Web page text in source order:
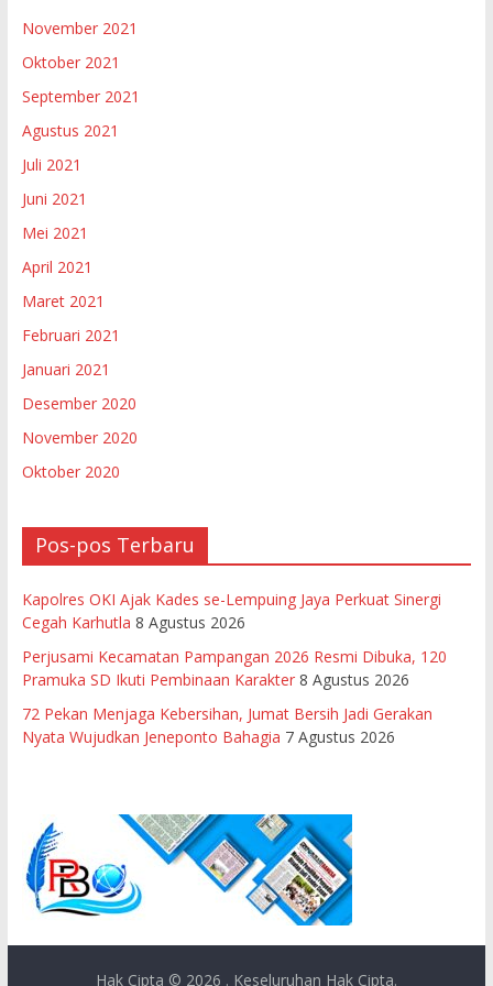
November 2021
Oktober 2021
September 2021
Agustus 2021
Juli 2021
Juni 2021
Mei 2021
April 2021
Maret 2021
Februari 2021
Januari 2021
Desember 2020
November 2020
Oktober 2020
Pos-pos Terbaru
Kapolres OKI Ajak Kades se-Lempuing Jaya Perkuat Sinergi
Cegah Karhutla 8 Agustus 2026
Perjusami Kecamatan Pampangan 2026 Resmi Dibuka, 120
Pramuka SD Ikuti Pembinaan Karakter 8 Agustus 2026
72 Pekan Menjaga Kebersihan, Jumat Bersih Jadi Gerakan
Nyata Wujudkan Jeneponto Bahagia 7 Agustus 2026
Hak Cipta © 2026 . Keseluruhan Hak Cipta.